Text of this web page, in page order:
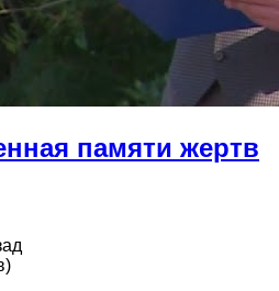
памяти жертв